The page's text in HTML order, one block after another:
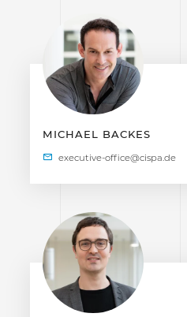
MICHAEL BACKES